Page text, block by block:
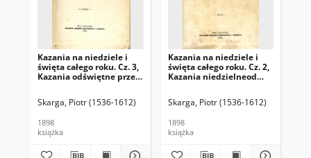
Kazania na niedziele i
święta całego roku. Cz. 3,
Kazania odświętne przez
Skarga, Piotr (1536-1612)
1898
książka
Kazania na niedziele i
święta całego roku. Cz. 2,
Kazania niedzielneod
świątkach
Skarga, Piotr (1536-1612)
1898
książka